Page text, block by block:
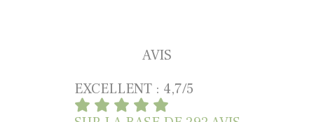
AVIS
EXCELLENT : 4,7/5